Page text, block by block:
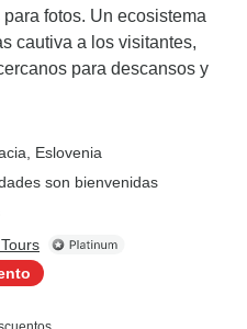
fotos. Un ecosistema
cautiva a los visitantes,
para descansos y
, Eslovenia
son bienvenidas